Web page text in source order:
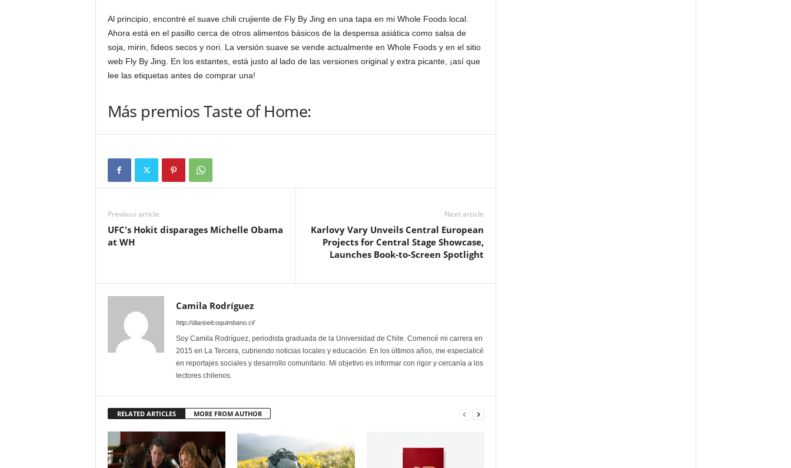
Al principio, encontré el suave chili crujiente de Fly By Jing en una tapa en mi Whole Foods local.
Ahora está en el pasillo cerca de otros alimentos básicos de la despensa asiática como salsa de
soja, mirin, fideos secos y nori. La versión suave se vende actualmente en Whole Foods y en el sitio
web Fly By Jing. En los estantes, está justo al lado de las versiones original y extra picante, ¡así que
lee las etiquetas antes de comprar una!
Más premios Taste of Home:
Previous article
UFC's Hokit disparages Michelle Obama
at WH
Next article
Karlovy Vary Unveils Central European
Projects for Central Stage Showcase,
Launches Book-to-Screen Spotlight
Camila Rodríguez
http://diarioelcoquimbano.cl/
Soy Camila Rodríguez, periodista graduada de la Universidad de Chile. Comencé mi carrera en
2015 en La Tercera, cubriendo noticias locales y educación. En los últimos años, me especialicé
en reportajes sociales y desarrollo comunitario. Mi objetivo es informar con rigor y cercanía a los
lectores chilenos.
RELATED ARTICLES MORE FROM AUTHOR